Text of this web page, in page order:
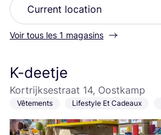
Voir tous les 1 magasins
K-deetje
Kortrijksestraat 14, Oostkamp
Vêtements Lifestyle Et Cadeaux